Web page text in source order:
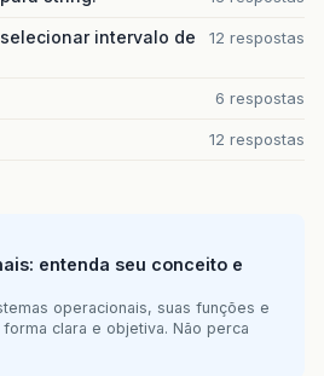
selecionar intervalo de
12 respostas
6 respostas
12 respostas
entenda seu conceito e
operacionais, suas funções e
clara e objetiva. Não perca